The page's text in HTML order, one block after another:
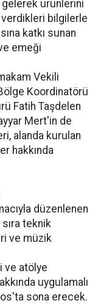
gelerek ürünlerini
verdikleri bilgilerle
katkı sunan
emeği
Vekili
Koordinatörü
Fatih Taşdelen
Mert'in de
alanda kurulan
hakkında
düzenlenen
teknik
ve müzik
ve atölye
uygulamalı
sona erecek.